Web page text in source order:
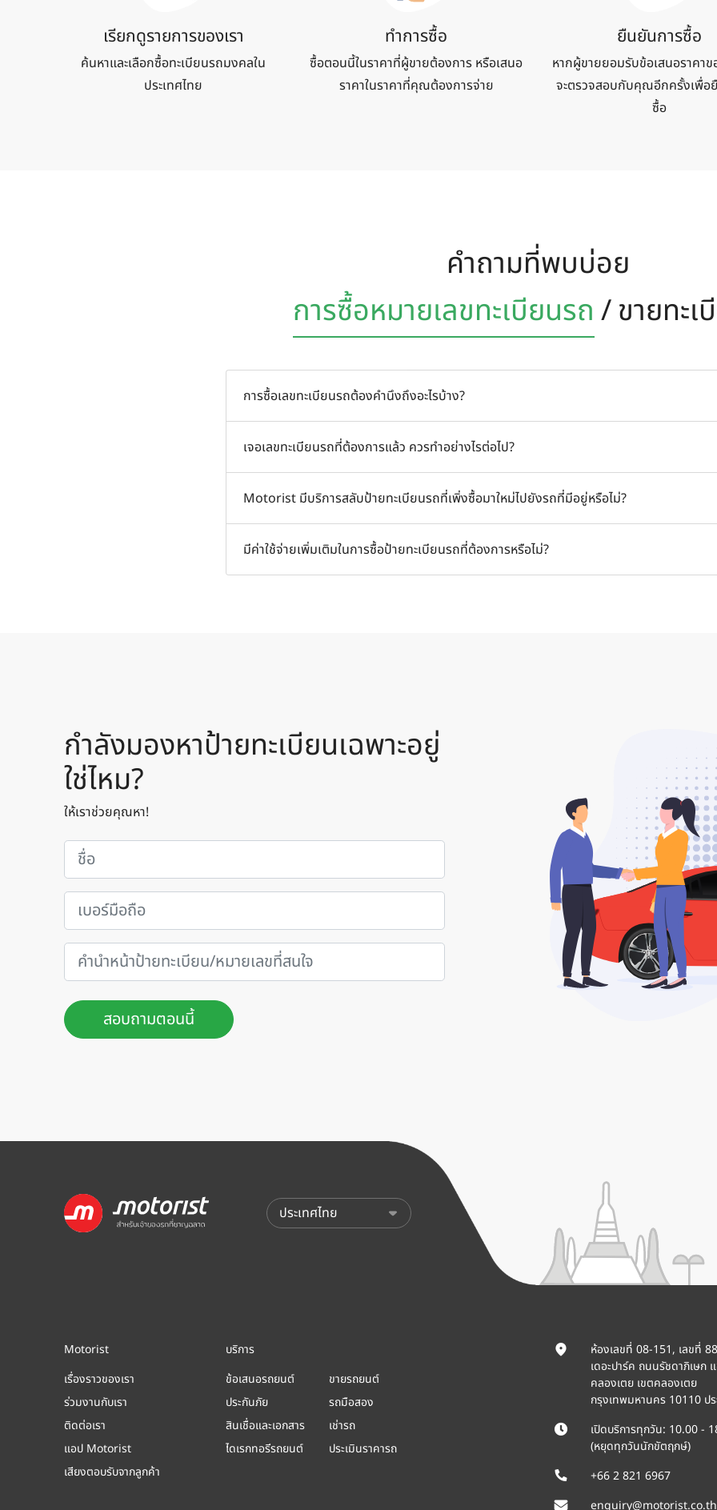
เรียกดูรายการของเรา
ค้นหาและเลือกซื้อทะเบียนรถมงคลใน
ประเทศไทย
ทำการซื้อ
ซื้อตอนนี้ในราคาที่ผู้ขายต้องการ หรือเสนอ
ราคาในราคาที่คุณต้องการจ่าย
ยืนยันการซื้อ
หากผู้ขายยอมรับข้อเสนอราคา
จะตรวจสอบกับคุณอีกครั้งเพื่อ
ซื้อ
คำถามที่พบบ่อย
การซื้อหมายเลขทะเบียนรถ /ขายทะเ
การซื้อเลขทะเบียนรถต้องคำนึงถึงอะไรบ้าง?
คุณควรจัดหาเลขทะเบียนรถที่คุณต้องการก่อนซื้อรถยนต์ มิฉะนั้นกรมขนส่งจะดำเนินการเลือก
เจอเลขทะเบียนรถที่ต้องการแล้ว ควรทำอย่างไรต่อไป?
คลิกที่ปุ่ม "ซื้อเลย" จากนั้นทีมงานของเราจะติดต่อกลับหาคุณภายใน 24 ชั่วโมง เพื่อยืนยันข้อ
Motorist มีบริการสลับป้ายทะเบียนรถที่เพิ่งซื้อมาใหม่ไปยังรถที่มีอยู่หรือไม่?
เรามีบริการสลับป้ายทะเบียนรถ โดยมีขั้นตอนดังต่อไปนี้
1. บริการสลับป้ายทะเบียนรถระหว่างผู้ขายและผู้ซื้อ
มีค่าใช้จ่ายเพิ่มเติมในการซื้อป้ายทะเบียนรถที่ต้องการหรือไม่?
กำลังมองหาป้ายทะเบียนเฉพาะอยู่
ใช่ไหม?
ให้เราช่วยคุณหา!
สอบถามตอนนี้
Motorist
เรื่องราวของเรา
ร่วมงานกับเรา
ติดต่อเรา
แอป Motorist
เสียงตอบรับจากลูกค้า
บริการ
ข้อเสนอรถยนต์
ประกันภัย
สินเชื่อและเอกสาร
ไดเรกทอรีรถยนต์
ขายรถยนต์
รถมือสอง
เช่ารถ
ประเมินราคารถ
ห้องเลขที่ 08-151, เลขที่
เดอะปาร์ค ถนนรัชดาภิเษก
คลองเตย เขตคลองเตย
กรุงเทพมหานคร 10110 ปร
เปิดบริการทุกวัน: 10.00 -
(หยุดทุกวันนักขัตฤกษ์)
+66 2 821 6967
enquiry@motorist.co.th